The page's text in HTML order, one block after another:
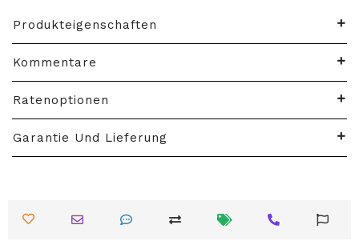
Produkteigenschaften
Kommentare
Ratenoptionen
Garantie Und Lieferung